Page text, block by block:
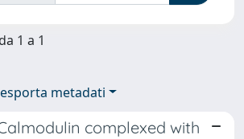
1 a 1
esporta metadati
complexed with